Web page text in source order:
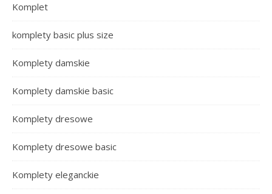
Komplet
komplety basic plus size
Komplety damskie
Komplety damskie basic
Komplety dresowe
Komplety dresowe basic
Komplety eleganckie